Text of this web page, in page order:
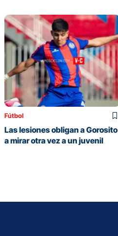
Fútbol
Las lesiones obligan a Gorosito
a mirar otra vez a un juvenil